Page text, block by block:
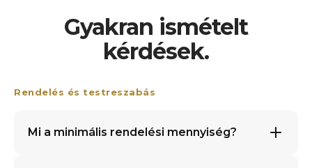
Gyakran ismételt
kérdések.
Rendelés és testreszabás
Mi a minimális rendelési mennyiség?